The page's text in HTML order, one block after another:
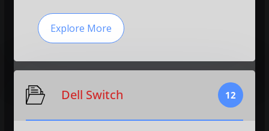
Explore More
Dell Switch 12